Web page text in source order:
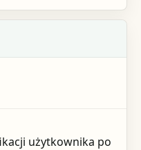
użytkownika po